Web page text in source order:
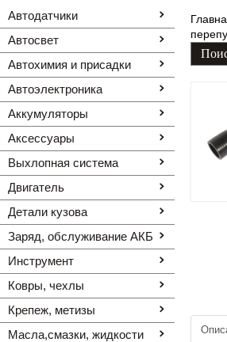
Автодатчики
Автосвет
Автохимия и присадки
Автоэлектроника
Аккумуляторы
Аксессуары
Выхлопная система
Двигатель
Детали кузова
Заряд, обслуживание АКБ
Инструмент
Ковры, чехлы
Крепеж, метизы
Масла,смазки, жидкости